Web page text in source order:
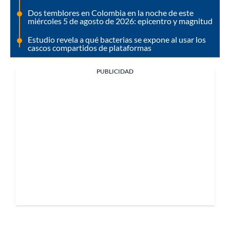
Dos temblores en Colombia en la noche de este
miércoles 5 de agosto de 2026: epicentro y magnitud
Estudio revela a qué bacterias se expone al usar los
cascos compartidos de plataformas
PUBLICIDAD